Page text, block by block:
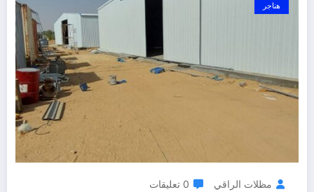
هناجر
مظلات الراقي 0 تعليقات